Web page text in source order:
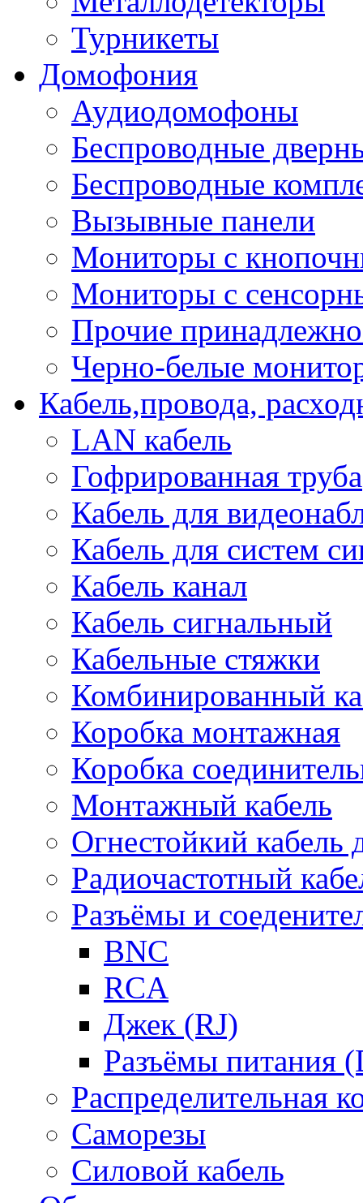
Турникеты
Домофония
Аудиодомофоны
Беспроводные
Беспроводные
Вызывные панели
Мониторы с
Мониторы с
Прочие
Черно-белые
Кабель,провода,
LAN кабель
Гофрированная труба
Кабель для
Кабель для систем
Кабель канал
Кабель сигнальный
Кабельные стяжки
Комбинированный
Коробка монтажная
Коробка
Монтажный кабель
Огнестойкий
Радиочастотный
Разъёмы и
BNC
RCA
Джек (RJ)
Разъёмы питания
Распределительная
Саморезы
Силовой кабель